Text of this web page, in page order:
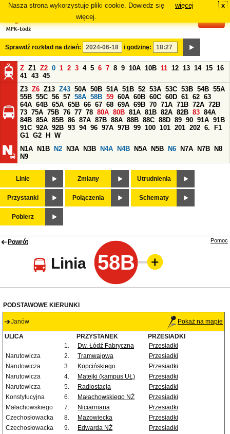
Nasza strona wykorzystuje pliki cookie. Dowiedz się
więcej.
więcej x
Sprawdź rozkład na dzień: i godzinę:
Z Z1 Z2 0 1 2 3 4 5 6 7 8 9 10A 10B 11 12 13 14 15 16
41 43 45
Z3 Z6 Z13 Z43 50A 50B 51A 51B 52 53A 53C 53B 54B 55A
55B 55C 56 57 58A 58B 59 60A 60B 60C 60D 61 62 63
64A 64B 65A 65B 66 67 68 69A 69B 70 71A 71B 72A 72B
73 75A 75B 76 77 78 80A 80B 81A 81B 82A 82B 83 84A
84B 85A 85B 86 87A 87B 88A 88B 88C 88D 89 90 91A 91B
91C 92A 92B 93 94 96 97A 97B 99 100 101 201 202 6.
F1
G1 G2 H
W
N1A
N1B N2 N3A N3B N4A N4B N5A N5B N6 N7A N7B
N8
N9
Linie Zmiany Utrudnienia
Przystanki Połączenia Schematy
Pobierz
Powrót
Linia 58B
Pomoc
PODSTAWOWE KIERUNKI
Janów Pokaż na mapie
ULICA PRZYSTANEK
PRZESIADKI
1.
Dw. Łódź Fabryczna
Przesiadki
Narutowicza
2. Tramwajowa
Przesiadki
Narutowicza
3. Kopcińskiego
Przesiadki
Narutowicza
4. Matejki (kampus UŁ)
Przesiadki
Narutowicza
5. Radiostacja
Przesiadki
Konstytucyjna
6. Małachowskiego NŻ
Przesiadki
Małachowskiego
7. Niciarniana
Przesiadki
Czechosłowacka
8. Mazowiecka
Przesiadki
Czechosłowacka
9. Edwarda NŻ
Przesiadki